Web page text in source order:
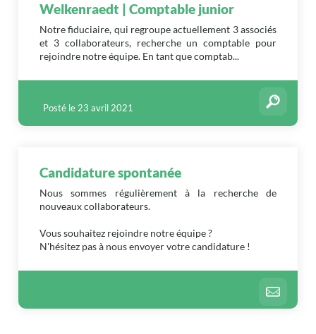
Welkenraedt | Comptable junior
Notre fiduciaire, qui regroupe actuellement 3 associés
et 3 collaborateurs, recherche un comptable pour
rejoindre notre équipe. En tant que comptab...
Posté le 23 avril 2021
Candidature spontanée
Nous sommes régulièrement à la recherche de
nouveaux collaborateurs.
Vous souhaitez rejoindre notre équipe ?
N'hésitez pas à nous envoyer votre candidature !